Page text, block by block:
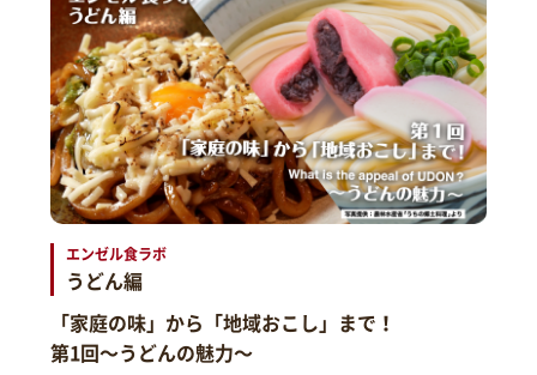
エンゼル食ラボ
うどん編
「家庭の味」から「地域おこし」まで！
第1回～うどんの魅力～